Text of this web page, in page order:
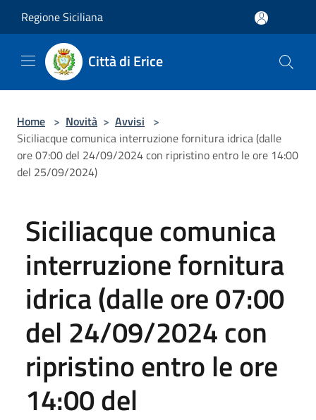
Regione Siciliana
Città di Erice
Home > Novità > Avvisi >
Siciliacque comunica interruzione fornitura idrica (dalle
ore 07:00 del 24/09/2024 con ripristino entro le ore 14:00
del 25/09/2024)
Siciliacque comunica
interruzione fornitura
idrica (dalle ore 07:00
del 24/09/2024 con
ripristino entro le ore
14:00 del